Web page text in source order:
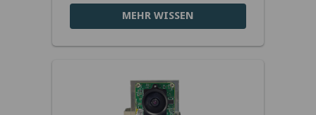
MEHR WISSEN